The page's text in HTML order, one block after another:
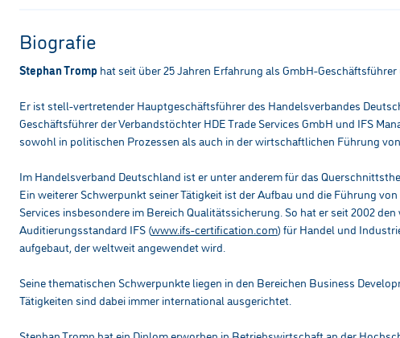
Biografie
Stephan Tromphat seit über 25 Jahren Erfahrung als GmbH-
Er ist stell-vertretender Hauptgeschäftsführer des Handelsverbandes
Geschäftsführer der Verbandstöchter HDE Trade Services GmbH und IFS
sowohl in politischen Prozessen als auch in der wirtschaftlichen Führung
Im Handelsverband Deutschland ist er unter anderem für das
Ein weiterer Schwerpunkt seiner Tätigkeit ist der Aufbau und die Führung
Services insbesondere im Bereich Qualitätssicherung. So hat er seit 2002
Auditierungsstandard IFS (www.ifs-certification.com) für Handel und
aufgebaut, der weltweit angewendet wird.
Seine thematischen Schwerpunkte liegen in den Bereichen Business
Tätigkeiten sind dabei immer international ausgerichtet.